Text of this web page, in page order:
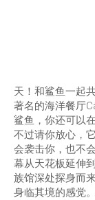
天！和鲨鱼一起
著名的海洋餐厅
鲨鱼，你还可以
不过请你放心，
会袭击你，也不
幕从天花板延伸
族馆深处探身而
身临其境的感觉